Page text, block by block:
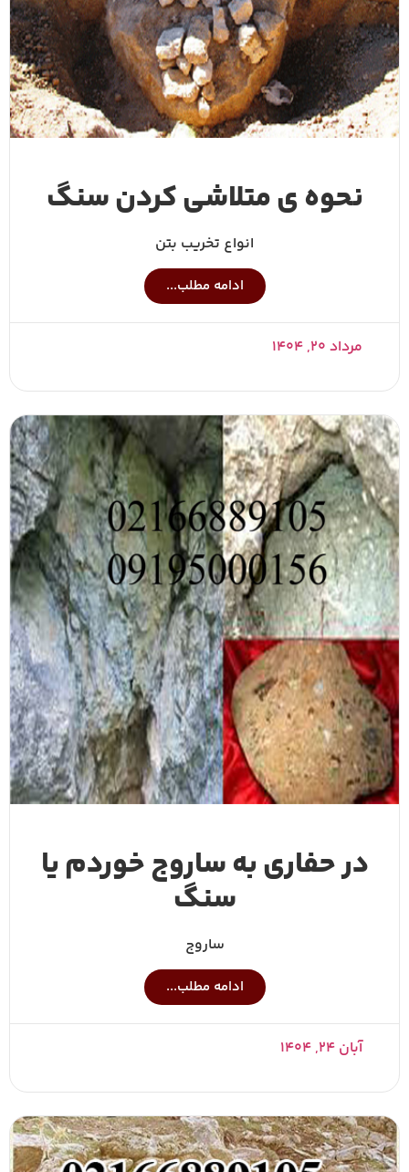
نحوه ی متلاشی کردن سنگ
انواع تخریب بتن
ادامه مطلب...
مرداد ۲۰, ۱۴۰۴
در حفاری به ساروج خوردم یا
سنگ
ساروج
ادامه مطلب...
آبان ۲۴, ۱۴۰۴